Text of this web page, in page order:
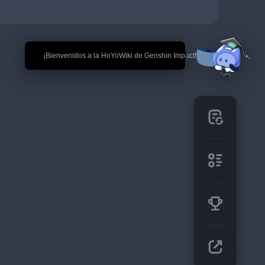
🎉 ¡Bienvenidos a la HoYoWiki de Genshin Impact!